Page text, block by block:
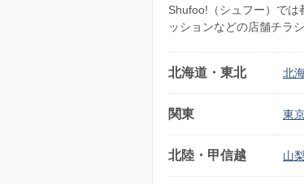
Shufoo!（シュフー）で
ッションなどの店舗チラ
北海道・東北 北
関東 東
北陸・甲信越 山